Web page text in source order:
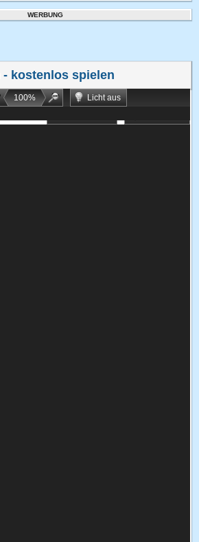
WERBUNG
- kostenlos spielen
100%
Licht aus